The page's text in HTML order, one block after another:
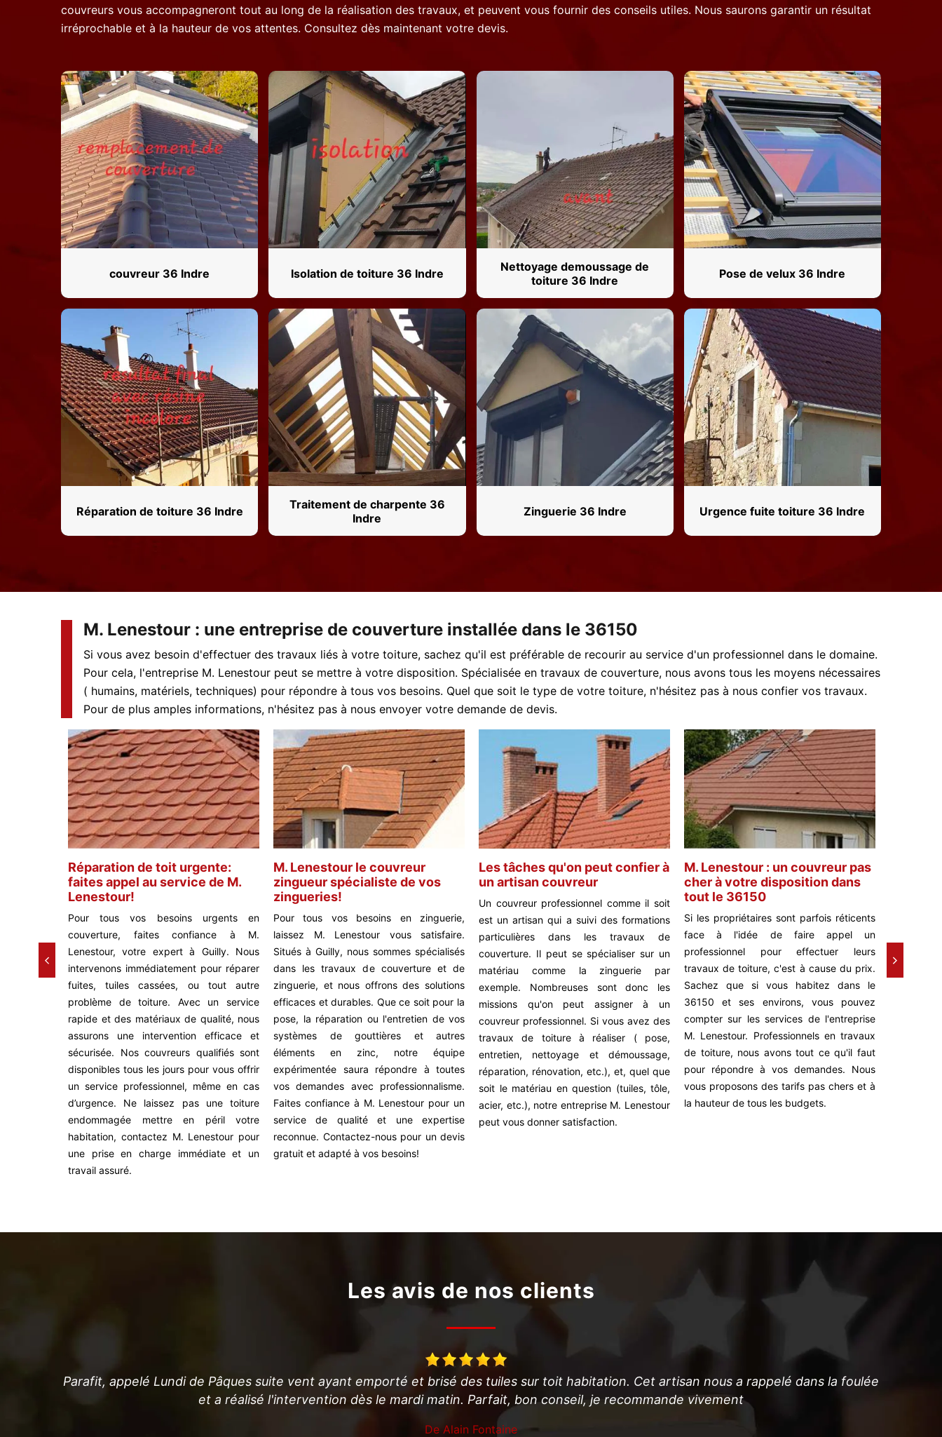
couvreurs vous accompagneront tout au long de la réalisation des travaux, et peuvent vous fournir des conseils utiles. Nous saurons garantir un résultat
irréprochable et à la hauteur de vos attentes. Consultez dès maintenant votre devis.
couvreur 36 Indre Isolation de toiture 36 Indre
Nettoyage demoussage de
toiture 36 Indre
Pose de velux 36 Indre
Réparation de toiture 36 Indre
Traitement de charpente 36
Indre
Zinguerie 36 Indre Urgence fuite toiture 36 Indre
M. Lenestour : une entreprise de couverture installée dans le 36150
Si vous avez besoin d'effectuer des travaux liés à votre toiture, sachez qu'il est préférable de recourir au service d'un professionnel dans le domaine.
Pour cela, l'entreprise M. Lenestour peut se mettre à votre disposition. Spécialisée en travaux de couverture, nous avons tous les moyens nécessaires
( humains, matériels, techniques) pour répondre à tous vos besoins. Quel que soit le type de votre toiture, n'hésitez pas à nous confier vos travaux.
Pour de plus amples informations, n'hésitez pas à nous envoyer votre demande de devis.
Selon
Réparation de toit urgente:
faites appel au service de M.
Lenestour!
Pour tous vos besoins urgents en
couverture, faites confiance à M.
Lenestour, votre expert à Guilly. Nous
intervenons immédiatement pour réparer
fuites, tuiles cassées, ou tout autre
problème de toiture. Avec un service
rapide et des matériaux de qualité, nous
assurons une intervention efficace et
sécurisée. Nos couvreurs qualifiés sont
disponibles tous les jours pour vous offrir
un service professionnel, même en cas
d’urgence. Ne laissez pas une toiture
endommagée mettre en péril votre
habitation, contactez M. Lenestour pour
une prise en charge immédiate et un
travail assuré.
M. Lenestour le couvreur
zingueur spécialiste de vos
zingueries!
Pour tous vos besoins en zinguerie,
laissez M. Lenestour vous satisfaire.
Situés à Guilly, nous sommes spécialisés
dans les travaux de couverture et de
zinguerie, et nous offrons des solutions
efficaces et durables. Que ce soit pour la
pose, la réparation ou l'entretien de vos
systèmes de gouttières et autres
éléments en zinc, notre équipe
expérimentée saura répondre à toutes
vos demandes avec professionnalisme.
Faites confiance à M. Lenestour pour un
service de qualité et une expertise
reconnue. Contactez-nous pour un devis
gratuit et adapté à vos besoins!
Les tâches qu'on peut confier à
un artisan couvreur
Un couvreur professionnel comme il soit
est un artisan qui a suivi des formations
particulières dans les travaux de
couverture. Il peut se spécialiser sur un
matériau comme la zinguerie par
exemple. Nombreuses sont donc les
missions qu'on peut assigner à un
couvreur professionnel. Si vous avez des
travaux de toiture à réaliser ( pose,
entretien, nettoyage et démoussage,
réparation, rénovation, etc.), et, quel que
soit le matériau en question (tuiles, tôle,
acier, etc.), notre entreprise M. Lenestour
peut vous donner satisfaction.
M. Lenestour : un couvreur pas
cher à votre disposition dans
tout le 36150
Si les propriétaires sont parfois réticents
face à l'idée de faire appel un
professionnel pour effectuer leurs
travaux de toiture, c'est à cause du prix.
Sachez que si vous habitez dans le
36150 et ses environs, vous pouvez
compter sur les services de l'entreprise
M. Lenestour. Professionnels en travaux
de toiture, nous avons tout ce qu'il faut
pour répondre à vos demandes. Nous
vous proposons des tarifs pas chers et à
la hauteur de tous les budgets.
Les avis de nos clients
Parafit, appelé Lundi de Pâques suite vent ayant emporté et brisé des tuiles sur toit habitation. Cet artisan nous a rappelé dans la foulée
et a réalisé l'intervention dès le mardi matin. Parfait, bon conseil, je recommande vivement
De Alain Fontaine